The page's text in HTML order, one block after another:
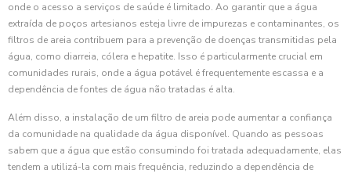
onde o acesso a serviços de saúde é limitado. Ao garantir que a água
extraída de poços artesianos esteja livre de impurezas e contaminantes, os
filtros de areia contribuem para a prevenção de doenças transmitidas pela
água, como diarreia, cólera e hepatite. Isso é particularmente crucial em
comunidades rurais, onde a água potável é frequentemente escassa e a
dependência de fontes de água não tratadas é alta.
Além disso, a instalação de um filtro de areia pode aumentar a confiança
da comunidade na qualidade da água disponível. Quando as pessoas
sabem que a água que estão consumindo foi tratada adequadamente, elas
tendem a utilizá-la com mais frequência, reduzindo a dependência de